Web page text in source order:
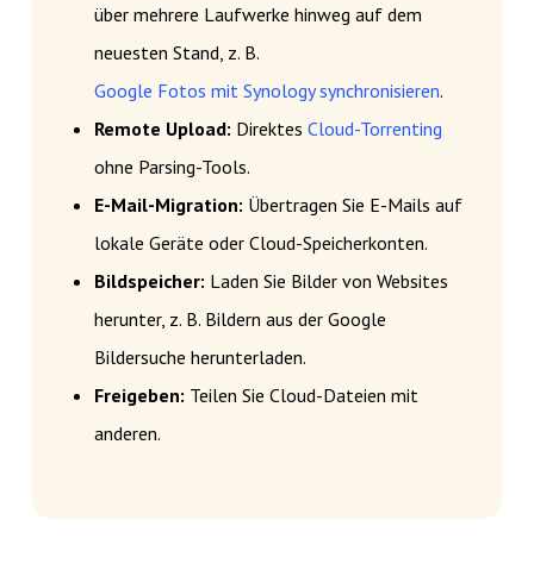
über mehrere Laufwerke hinweg auf dem
neuesten Stand, z. B.
Google Fotos mit Synology synchronisieren.
Remote Upload: Direktes Cloud-Torrenting
ohne Parsing-Tools.
E-Mail-Migration: Übertragen Sie E-Mails auf
lokale Geräte oder Cloud-Speicherkonten.
Bildspeicher: Laden Sie Bilder von Websites
herunter, z. B. Bildern aus der Google
Bildersuche herunterladen.
Freigeben: Teilen Sie Cloud-Dateien mit
anderen.